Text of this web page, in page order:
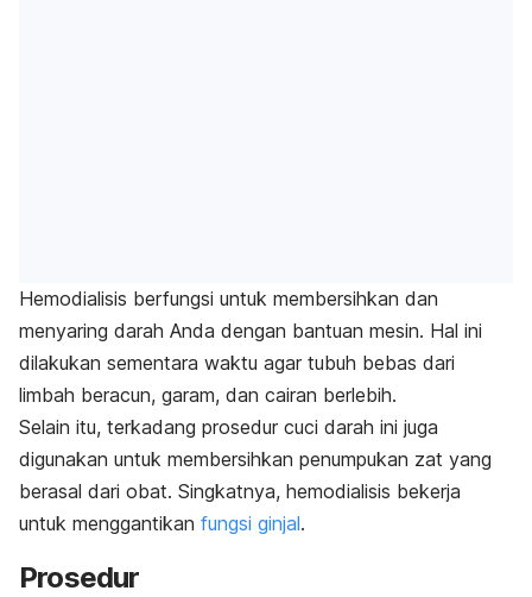
Hemodialisis berfungsi untuk membersihkan dan
menyaring darah Anda dengan bantuan mesin. Hal ini
dilakukan sementara waktu agar tubuh bebas dari
limbah beracun, garam, dan cairan berlebih.
Selain itu, terkadang prosedur cuci darah ini juga
digunakan untuk membersihkan penumpukan zat yang
berasal dari obat. Singkatnya, hemodialisis bekerja
untuk menggantikan fungsi ginjal.
Prosedur